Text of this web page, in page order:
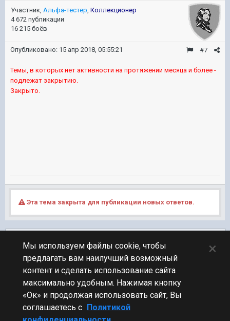
Участник, Альфа-тестер, Коллекционер
4 672 публикации
16 215 боёв
#7
Опубликовано: 15 апр 2018, 05:55:21
Темы, в которых нет активности на протяжении месяца и более -
подлежат закрытию.
Закрыто.
Эта тема закрыта для публикации новых ответов.
ПЕРЕЙТИ К СПИСКУ ТЕМ
Клановый
Мы используем файлы cookie, чтобы
предлагать вам наилучший возможный
контент и сделать использование сайта
максимально удобным. Нажимая кнопку
«Ок» и продолжая использовать сайт, Вы
соглашаетесь с Политикой
×